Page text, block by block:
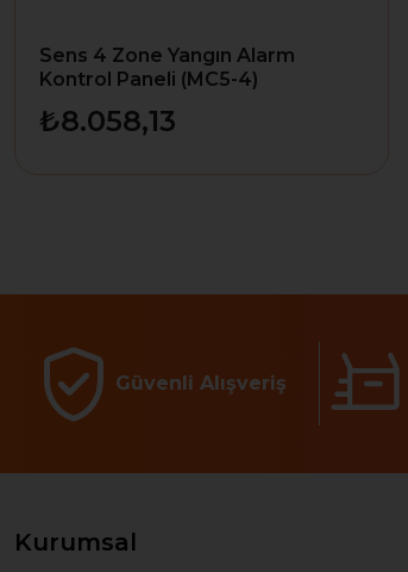
Sens 4 Zone Yangın Alarm
Kontrol Paneli (MC5-4)
₺8.058,13
Güvenli Alışveriş
Kurumsal